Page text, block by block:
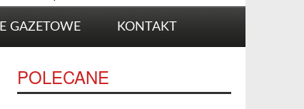
GAZETOWE KONTAKT
POLECANE